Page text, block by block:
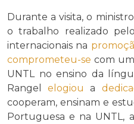
Durante a visita, o ministro
o trabalho realizado
internacionais na
comprometeu-se com
UNTL no ensino da
Rangelelogiou a
cooperam, ensinam e
Portuguesa e na UNTL,